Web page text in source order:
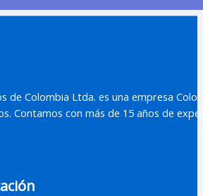
de Colombia Ltda. es una empresa
Contamos con más de 15 años de